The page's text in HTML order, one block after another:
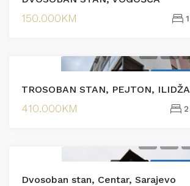
150.000KM 1
TROSOBAN STAN, PEJTON, ILIDŽA
410.000KM 2
Dvosoban stan, Centar, Sarajevo